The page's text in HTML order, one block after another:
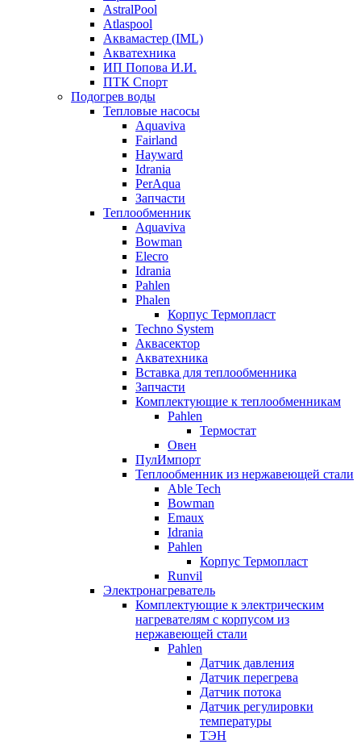
AstralPool
Atlaspool
Аквамастер (IML)
Акватехника
ИП Попова И.И.
ПТК Спорт
Подогрев воды
Тепловые насосы
Aquaviva
Fairland
Hayward
Idrania
PerAqua
Запчасти
Теплообменник
Aquaviva
Bowman
Elecro
Idrania
Pahlen
Phalen
Корпус Термопласт
Techno System
Аквасектор
Акватехника
Вставка для теплообменника
Запчасти
Комплектующие к теплообменникам
Pahlen
Термостат
Овен
ПулИмпорт
Теплообменник из нержавеющей стали
Able Tech
Bowman
Emaux
Idrania
Pahlen
Корпус Термопласт
Runvil
Электронагреватель
Комплектующие к электрическим
нагревателям с корпусом из
нержавеющей стали
Pahlen
Датчик давления
Датчик перегрева
Датчик потока
Датчик регулировки
температуры
ТЭН